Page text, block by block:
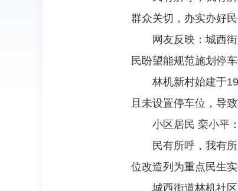
群众关切，办实办好民
网友反映：城西
民盼望能规范施划停
林机新村始建于
且未设置停车位，导
小区居民 栾小平：
民有所呼，我有
位改造列为重点民生
城西街道林机社